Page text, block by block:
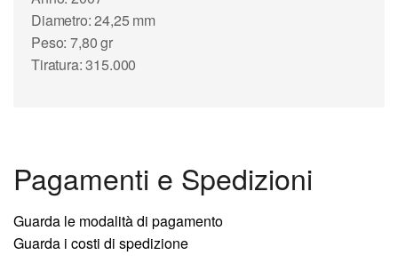
Diametro: 24,25 mm
Peso: 7,80 gr
Tiratura: 315.000
Pagamenti e Spedizioni
Guarda le modalità di pagamento
Guarda i costi di spedizione